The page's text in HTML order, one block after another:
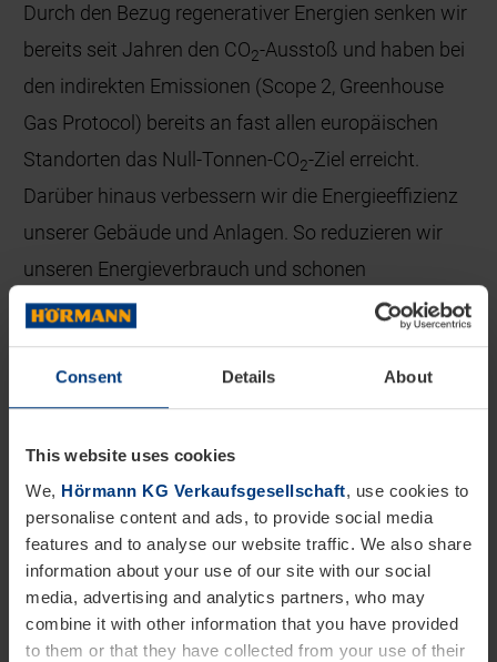
Consent Details About
This website uses cookies
We, Hörmann KG Verkaufsgesellschaft, use cookies to
personalise content and ads, to provide social media
features and to analyse our website traffic. We also share
information about your use of our site with our social
media, advertising and analytics partners, who may
combine it with other information that you have provided
to them or that they have collected from your use of their
Durch den Bezug regenerativer Energien senken wir
bereits seit Jahren den CO2-Ausstoß und haben bei
den indirekten Emissionen (Scope 2, Greenhouse
Gas Protocol) bereits an fast allen europäischen
Standorten das Null-Tonnen-CO2-Ziel erreicht.
Darüber hinaus verbessern wir die Energieeffizienz
unserer Gebäude und Anlagen. So reduzieren wir
unseren Energieverbrauch und schonen
Ressourcen. Auch mit weiteren Maßnahmen wie
der Verwendung von Recycling-Papier, dem CO2-
neutralen Postversand oder dem Recycling von
Transportverpackungen investieren wir in eine
saubere Zukunft und sparen jährlich mehr als
75.000 Tonnen CO2ein. Wir setzen weiterhin und
verstärkt auf Nachhaltigkeit und die direkte
Einsparung von CO
2
-Emissionen – auch wenn dies
durch den bereits erfolgten Umstieg auf 100 %
bezogenem Ökostrom keinen weiteren positiven